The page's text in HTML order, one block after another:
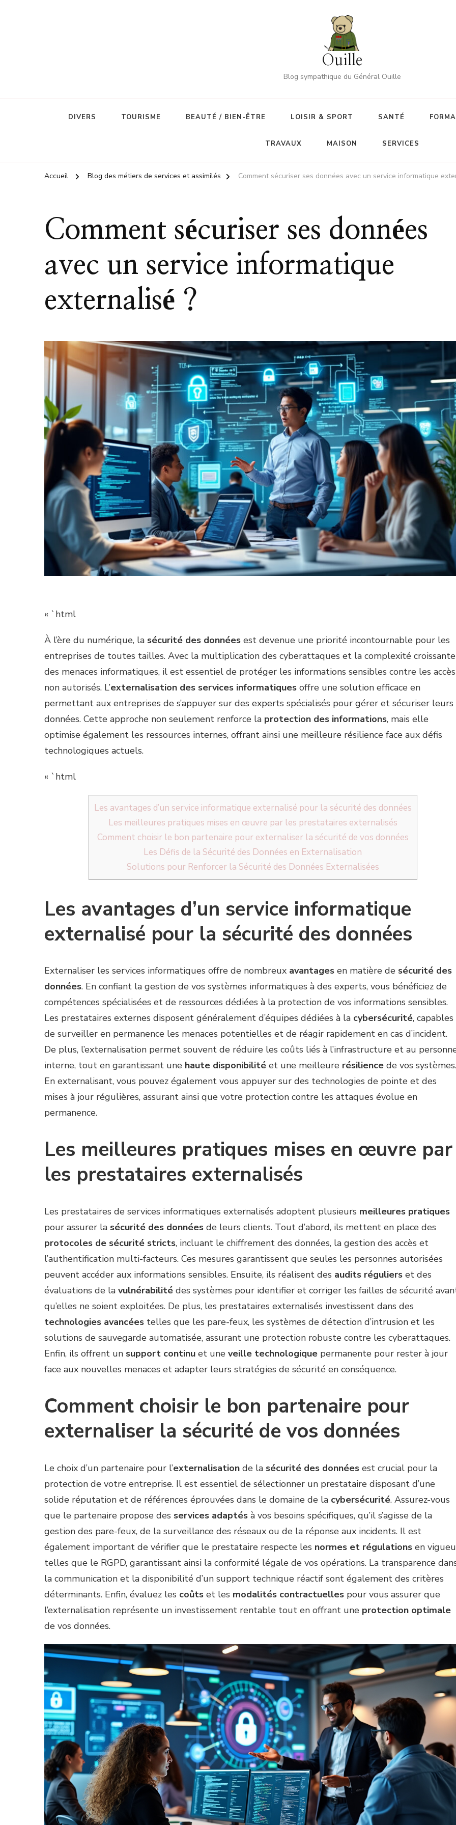
Ouille
Blog sympathique du Général Ouille
DIVERS TOURISME BEAUTÉ / BIEN-ÊTRE LOISIR & SPORT SANTÉ
TRAVAUX MAISON SERVICES
Accueil Blog des métiers de services et assimilés Comment sécuriser ses données avec un service informatique
Comment sécuriser ses données
avec un service informatique
externalisé ?
« `html
À l’ère du numérique, la sécurité des données est devenue une priorité incontournable pour les
entreprises de toutes tailles. Avec la multiplication des cyberattaques et la complexité croissante
des menaces informatiques, il est essentiel de protéger les informations sensibles contre les accès
non autorisés. L’externalisation des services informatiques offre une solution efficace en
permettant aux entreprises de s’appuyer sur des experts spécialisés pour gérer et sécuriser leurs
données. Cette approche non seulement renforce la protection des informations, mais elle
optimise également les ressources internes, offrant ainsi une meilleure résilience face aux défis
technologiques actuels.
« `html
Les avantages d’un service informatique externalisé pour la sécurité des données
Les meilleures pratiques mises en œuvre par les prestataires externalisés
Comment choisir le bon partenaire pour externaliser la sécurité de vos données
Les Défis de la Sécurité des Données en Externalisation
Solutions pour Renforcer la Sécurité des Données Externalisées
Les avantages d’un service informatique
externalisé pour la sécurité des données
Externaliser les services informatiques offre de nombreux avantages en matière de sécurité des
données. En confiant la gestion de vos systèmes informatiques à des experts, vous bénéficiez de
compétences spécialisées et de ressources dédiées à la protection de vos informations sensibles.
Les prestataires externes disposent généralement d’équipes dédiées à la cybersécurité, capables
de surveiller en permanence les menaces potentielles et de réagir rapidement en cas d’incident.
De plus, l’externalisation permet souvent de réduire les coûts liés à l’infrastructure et au
interne, tout en garantissant une haute disponibilité et une meilleure résilience de vos systèmes.
En externalisant, vous pouvez également vous appuyer sur des technologies de pointe et des
mises à jour régulières, assurant ainsi que votre protection contre les attaques évolue en
permanence.
Les meilleures pratiques mises en œuvre par
les prestataires externalisés
Les prestataires de services informatiques externalisés adoptent plusieurs meilleures pratiques
pour assurer la sécurité des données de leurs clients. Tout d’abord, ils mettent en place des
protocoles de sécurité stricts, incluant le chiffrement des données, la gestion des accès et
l’authentification multi-facteurs. Ces mesures garantissent que seules les personnes autorisées
peuvent accéder aux informations sensibles. Ensuite, ils réalisent des audits réguliers et des
évaluations de la vulnérabilité des systèmes pour identifier et corriger les failles de sécurité
qu’elles ne soient exploitées. De plus, les prestataires externalisés investissent dans des
technologies avancées telles que les pare-feux, les systèmes de détection d’intrusion et les
solutions de sauvegarde automatisée, assurant une protection robuste contre les cyberattaques.
Enfin, ils offrent un support continu et une veille technologique permanente pour rester à jour
face aux nouvelles menaces et adapter leurs stratégies de sécurité en conséquence.
Comment choisir le bon partenaire pour
externaliser la sécurité de vos données
Le choix d’un partenaire pour l’externalisation de la sécurité des données est crucial pour la
protection de votre entreprise. Il est essentiel de sélectionner un prestataire disposant d’une
solide réputation et de références éprouvées dans le domaine de la cybersécurité. Assurez-vous
que le partenaire propose des services adaptés à vos besoins spécifiques, qu’il s’agisse de la
gestion des pare-feux, de la surveillance des réseaux ou de la réponse aux incidents. Il est
également important de vérifier que le prestataire respecte les normes et régulations en
telles que le RGPD, garantissant ainsi la conformité légale de vos opérations. La transparence
la communication et la disponibilité d’un support technique réactif sont également des critères
déterminants. Enfin, évaluez les coûts et les modalités contractuelles pour vous assurer que
l’externalisation représente un investissement rentable tout en offrant une protection optimale
de vos données.